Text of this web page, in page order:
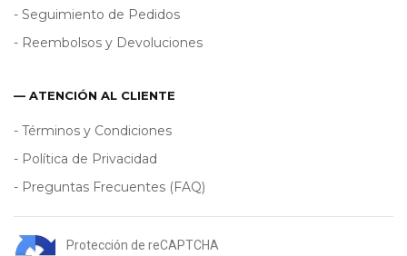
- Seguimiento de Pedidos
- Reembolsos y Devoluciones
— ATENCIÓN AL CLIENTE
- Términos y Condiciones
- Política de Privacidad
- Preguntas Frecuentes (FAQ)
Protección de reCAPTCHA